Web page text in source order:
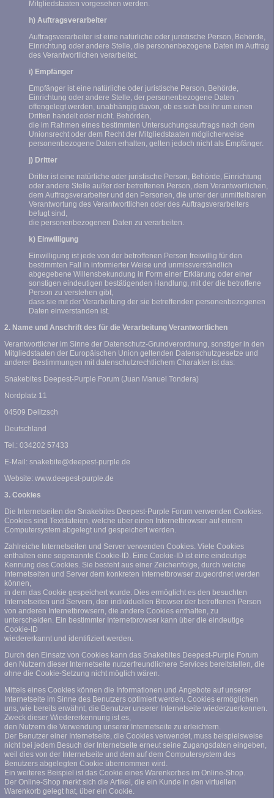
Mitgliedstaaten vorgesehen werden.
h) Auftragsverarbeiter
Auftragsverarbeiter ist eine natürliche oder juristische Person, Behörde,
Einrichtung oder andere Stelle, die personenbezogene Daten im Auftrag
des Verantwortlichen verarbeitet.
i) Empfänger
Empfänger ist eine natürliche oder juristische Person, Behörde,
Einrichtung oder andere Stelle, der personenbezogene Daten
offengelegt werden, unabhängig davon, ob es sich bei ihr um einen
Dritten handelt oder nicht. Behörden,
die im Rahmen eines bestimmten Untersuchungsauftrags nach dem
Unionsrecht oder dem Recht der Mitgliedstaaten möglicherweise
personenbezogene Daten erhalten, gelten jedoch nicht als Empfänger.
j) Dritter
Dritter ist eine natürliche oder juristische Person, Behörde, Einrichtung
oder andere Stelle außer der betroffenen Person, dem Verantwortlichen,
dem Auftragsverarbeiter und den Personen, die unter der unmittelbaren
Verantwortung des Verantwortlichen oder des Auftragsverarbeiters
befugt sind,
die personenbezogenen Daten zu verarbeiten.
k) Einwilligung
Einwilligung ist jede von der betroffenen Person freiwillig für den
bestimmten Fall in informierter Weise und unmissverständlich
abgegebene Willensbekundung in Form einer Erklärung oder einer
sonstigen eindeutigen bestätigenden Handlung, mit der die betroffene
Person zu verstehen gibt,
dass sie mit der Verarbeitung der sie betreffenden personenbezogenen
Daten einverstanden ist.
2. Name und Anschrift des für die Verarbeitung Verantwortlichen
Verantwortlicher im Sinne der Datenschutz-Grundverordnung, sonstiger in den
Mitgliedstaaten der Europäischen Union geltenden Datenschutzgesetze und
anderer Bestimmungen mit datenschutzrechtlichem Charakter ist das:
Snakebites Deepest-Purple Forum (Juan Manuel Tondera)
Nordplatz 11
04509 Delitzsch
Deutschland
Tel.: 034202 57433
E-Mail: snakebite@deepest-purple.de
Website: www.deepest-purple.de
3. Cookies
Die Internetseiten der Snakebites Deepest-Purple Forum verwenden Cookies.
Cookies sind Textdateien, welche über einen Internetbrowser auf einem
Computersystem abgelegt und gespeichert werden.
Zahlreiche Internetseiten und Server verwenden Cookies. Viele Cookies
enthalten eine sogenannte Cookie-ID. Eine Cookie-ID ist eine eindeutige
Kennung des Cookies. Sie besteht aus einer Zeichenfolge, durch welche
Internetseiten und Server dem konkreten Internetbrowser zugeordnet werden
können,
in dem das Cookie gespeichert wurde. Dies ermöglicht es den besuchten
Internetseiten und Servern, den individuellen Browser der betroffenen Person
von anderen Internetbrowsern, die andere Cookies enthalten, zu
unterscheiden. Ein bestimmter Internetbrowser kann über die eindeutige
Cookie-ID
wiedererkannt und identifiziert werden.
Durch den Einsatz von Cookies kann das Snakebites Deepest-Purple Forum
den Nutzern dieser Internetseite nutzerfreundlichere Services bereitstellen, die
ohne die Cookie-Setzung nicht möglich wären.
Mittels eines Cookies können die Informationen und Angebote auf unserer
Internetseite im Sinne des Benutzers optimiert werden. Cookies ermöglichen
uns, wie bereits erwähnt, die Benutzer unserer Internetseite wiederzuerkennen.
Zweck dieser Wiedererkennung ist es,
den Nutzern die Verwendung unserer Internetseite zu erleichtern.
Der Benutzer einer Internetseite, die Cookies verwendet, muss beispielsweise
nicht bei jedem Besuch der Internetseite erneut seine Zugangsdaten eingeben,
weil dies von der Internetseite und dem auf dem Computersystem des
Benutzers abgelegten Cookie übernommen wird.
Ein weiteres Beispiel ist das Cookie eines Warenkorbes im Online-Shop.
Der Online-Shop merkt sich die Artikel, die ein Kunde in den virtuellen
Warenkorb gelegt hat, über ein Cookie.